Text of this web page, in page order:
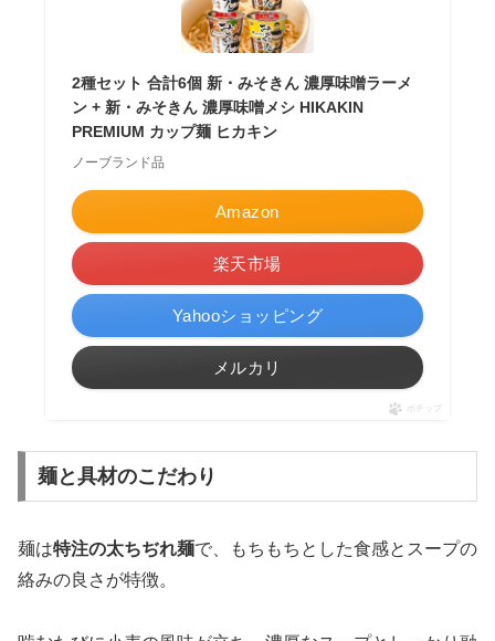
2種セット 合計6個 新・みそきん 濃厚味噌ラーメ
ン + 新・みそきん 濃厚味噌メシ HIKAKIN
PREMIUM カップ麺 ヒカキン
ノーブランド品
Amazon
楽天市場
Yahooショッピング
メルカリ
ポチップ
麺と具材のこだわり
麺は特注の太ちぢれ麺で、もちもちとした食感とスープの
絡みの良さが特徴。